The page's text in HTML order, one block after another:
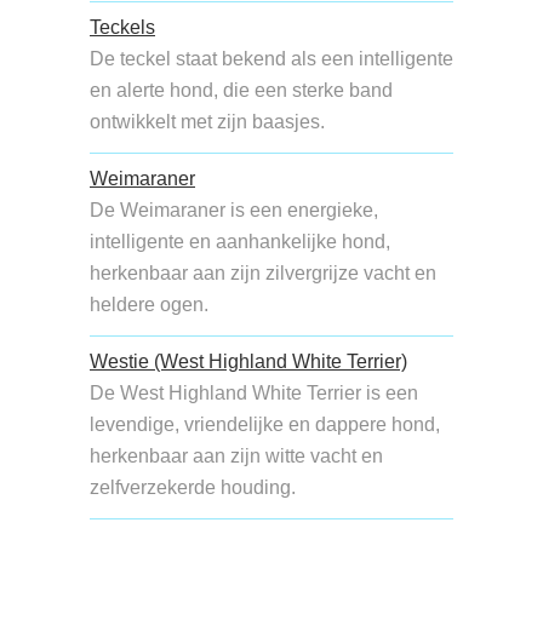
Teckels
De teckel staat bekend als een intelligente
en alerte hond, die een sterke band
ontwikkelt met zijn baasjes.
Weimaraner
De Weimaraner is een energieke,
intelligente en aanhankelijke hond,
herkenbaar aan zijn zilvergrijze vacht en
heldere ogen.
Westie (West Highland White Terrier)
De West Highland White Terrier is een
levendige, vriendelijke en dappere hond,
herkenbaar aan zijn witte vacht en
zelfverzekerde houding.